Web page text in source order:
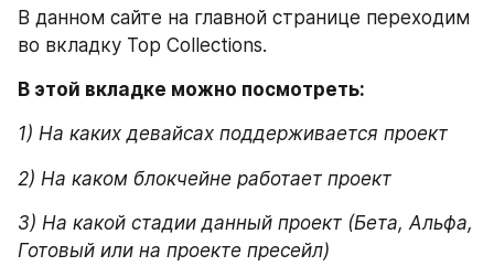
В данном сайте на главной странице переходим
во вкладку Top Collections.
В этой вкладке можно посмотреть:
1) На каких девайсах поддерживается проект
2) На каком блокчейне работает проект
3) На какой стадии данный проект (Бета, Альфа,
Готовый или на проекте пресейл)